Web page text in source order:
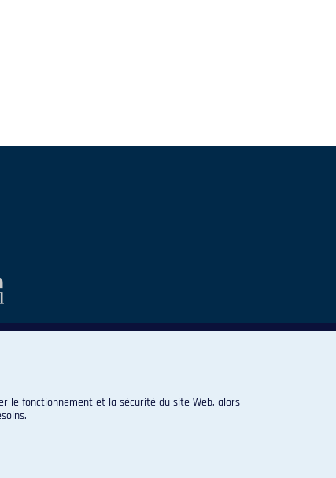
le fonctionnement et la sécurité du site Web, alors